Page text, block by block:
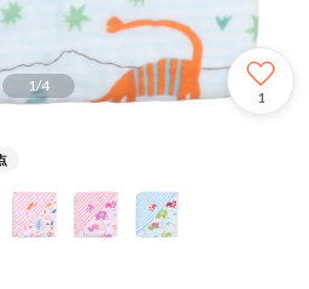
1/4
1